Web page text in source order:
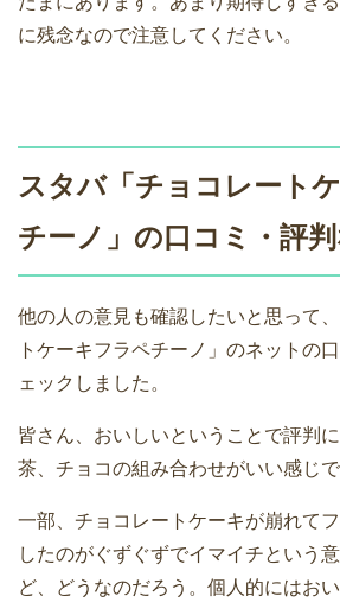
に残念なので注意してください。
スタバ「チョコレート
チーノ」の口コミ・評
他の人の意見も確認したいと思って
トケーキフラペチーノ」のネットの
ェックしました。
皆さん、おいしいということで評判
茶、チョコの組み合わせがいい感じで
一部、チョコレートケーキが崩れて
したのがぐずぐずでイマイチという
ど、どうなのだろう。個人的にはお